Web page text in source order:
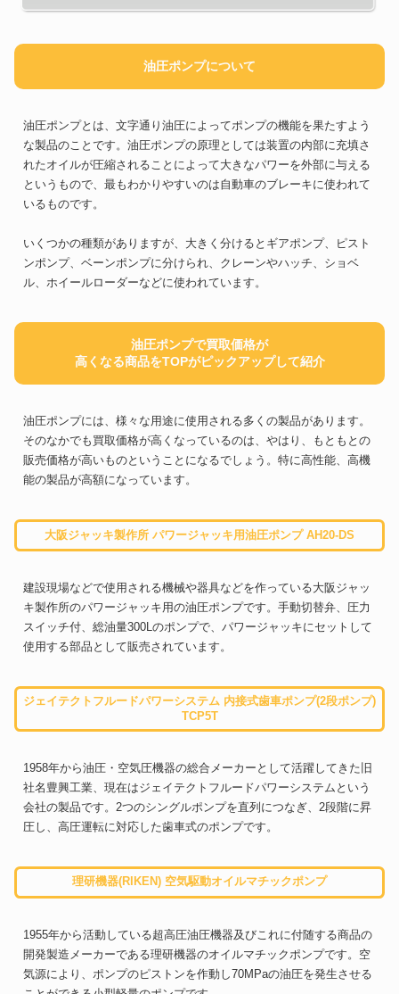
油圧ポンプについて
油圧ポンプとは、文字通り油圧によってポンプの機能を果たすよう
な製品のことです。油圧ポンプの原理としては装置の内部に充填さ
れたオイルが圧縮されることによって大きなパワーを外部に与える
というもので、最もわかりやすいのは自動車のブレーキに使われて
いるものです。
いくつかの種類がありますが、大きく分けるとギアポンプ、ピスト
ンポンプ、ベーンポンプに分けられ、クレーンやハッチ、ショベ
ル、ホイールローダーなどに使われています。
油圧ポンプで買取価格が
高くなる商品をTOPがピックアップして紹介
油圧ポンプには、様々な用途に使用される多くの製品があります。
そのなかでも買取価格が高くなっているのは、やはり、もともとの
販売価格が高いものということになるでしょう。特に高性能、高機
能の製品が高額になっています。
大阪ジャッキ製作所 パワージャッキ用油圧ポンプ AH20-DS
建設現場などで使用される機械や器具などを作っている大阪ジャッ
キ製作所のパワージャッキ用の油圧ポンプです。手動切替弁、圧力
スイッチ付、総油量300Lのポンプで、パワージャッキにセットして
使用する部品として販売されています。
ジェイテクトフルードパワーシステム 内接式歯車ポンプ(2段ポンプ)
TCP5T
1958年から油圧・空気圧機器の総合メーカーとして活躍してきた旧
社名豊興工業、現在はジェイテクトフルードパワーシステムという
会社の製品です。2つのシングルポンプを直列につなぎ、2段階に昇
圧し、高圧運転に対応した歯車式のポンプです。
理研機器(RIKEN) 空気駆動オイルマチックポンプ
1955年から活動している超高圧油圧機器及びこれに付随する商品の
開発製造メーカーである理研機器のオイルマチックポンプです。空
気源により、ポンプのピストンを作動し70MPaの油圧を発生させる